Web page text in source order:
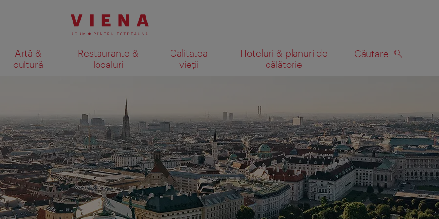
Artă &
cultură
Restaurante &
localuri
Calitatea
vieții
Hoteluri & planuri de
călătorie
Căutare